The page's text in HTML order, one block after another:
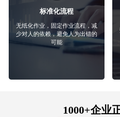
标准化流程
无纸化作业，固定作业流程，减
少对人的依赖，避免人为出错的
可能
1000+企业